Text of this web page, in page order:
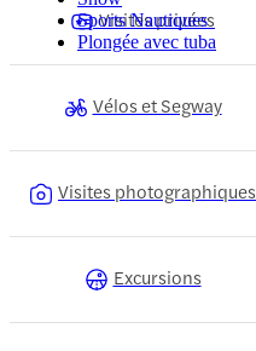
Sports Nautiques
Plongée avec tuba
Visites privées
Vélos et Segway
Visites photographiques
Excursions